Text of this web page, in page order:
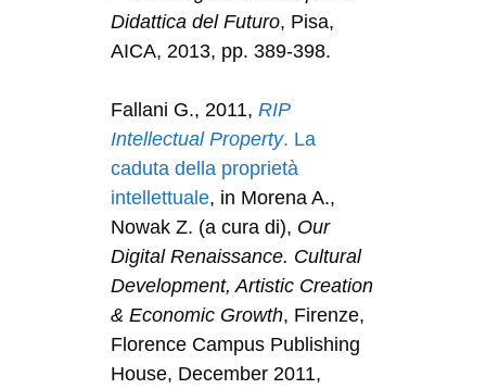
Didattica del Futuro, Pisa,
AICA, 2013, pp. 389-398.
Fallani G., 2011,RIP
Intellectual Property. La
caduta della proprietà
intellettuale, in Morena A.,
Nowak Z. (a cura di), Our
Digital Renaissance. Cultural
Development, Artistic Creation
& Economic Growth, Firenze,
Florence Campus Publishing
House, December 2011,